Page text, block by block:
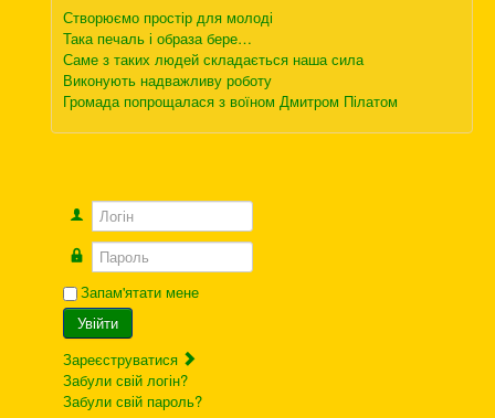
Створюємо простір для молоді
Така печаль і образа бере…
Саме з таких людей складається наша сила
Виконують надважливу роботу
Громада попрощалася з воїном Дмитром Пілатом
Логін
Пароль
Запам'ятати мене
Увійти
Зареєструватися
Забули свій логін?
Забули свій пароль?